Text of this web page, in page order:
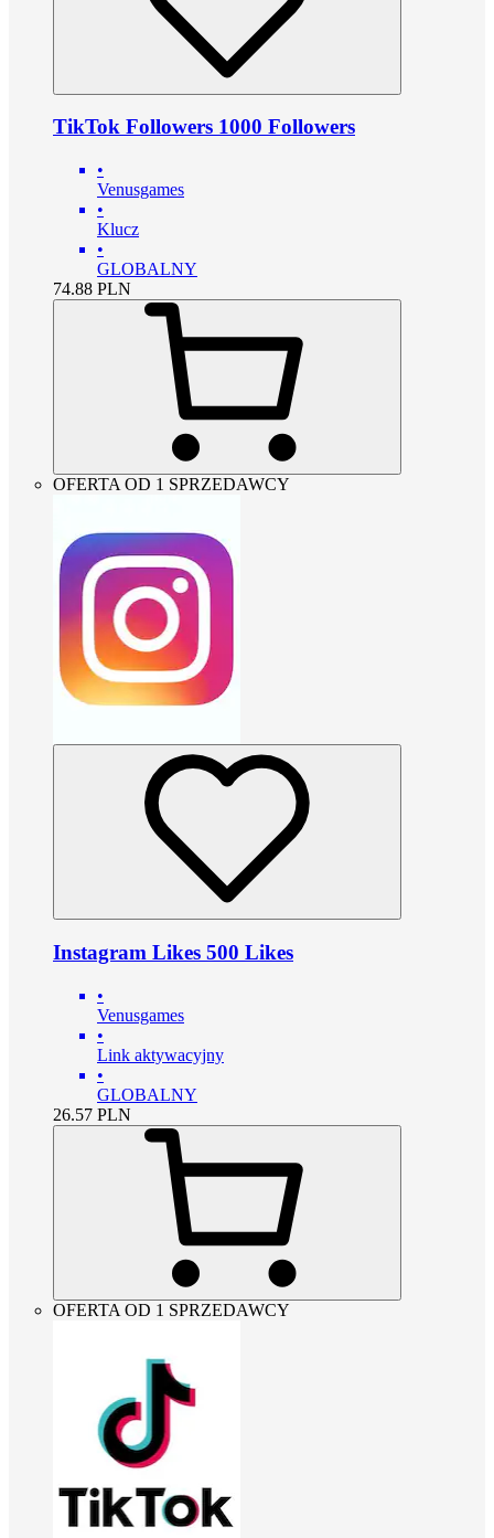
TikTok Followers 1000 Followers
•
Venusgames
•
Klucz
•
GLOBALNY
74.88 PLN
OFERTA OD 1 SPRZEDAWCY
Instagram Likes 500 Likes
•
Venusgames
•
Link aktywacyjny
•
GLOBALNY
26.57 PLN
OFERTA OD 1 SPRZEDAWCY